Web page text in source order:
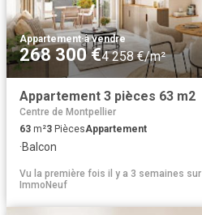
Appartement·à vendre
268 300 €4 258 €/m²
Appartement 3 pièces 63 m2
Centre de Montpellier
63 m²3 PiècesAppartement
·Balcon
Vu la première fois il y a 3 semaines sur
ImmoNeuf